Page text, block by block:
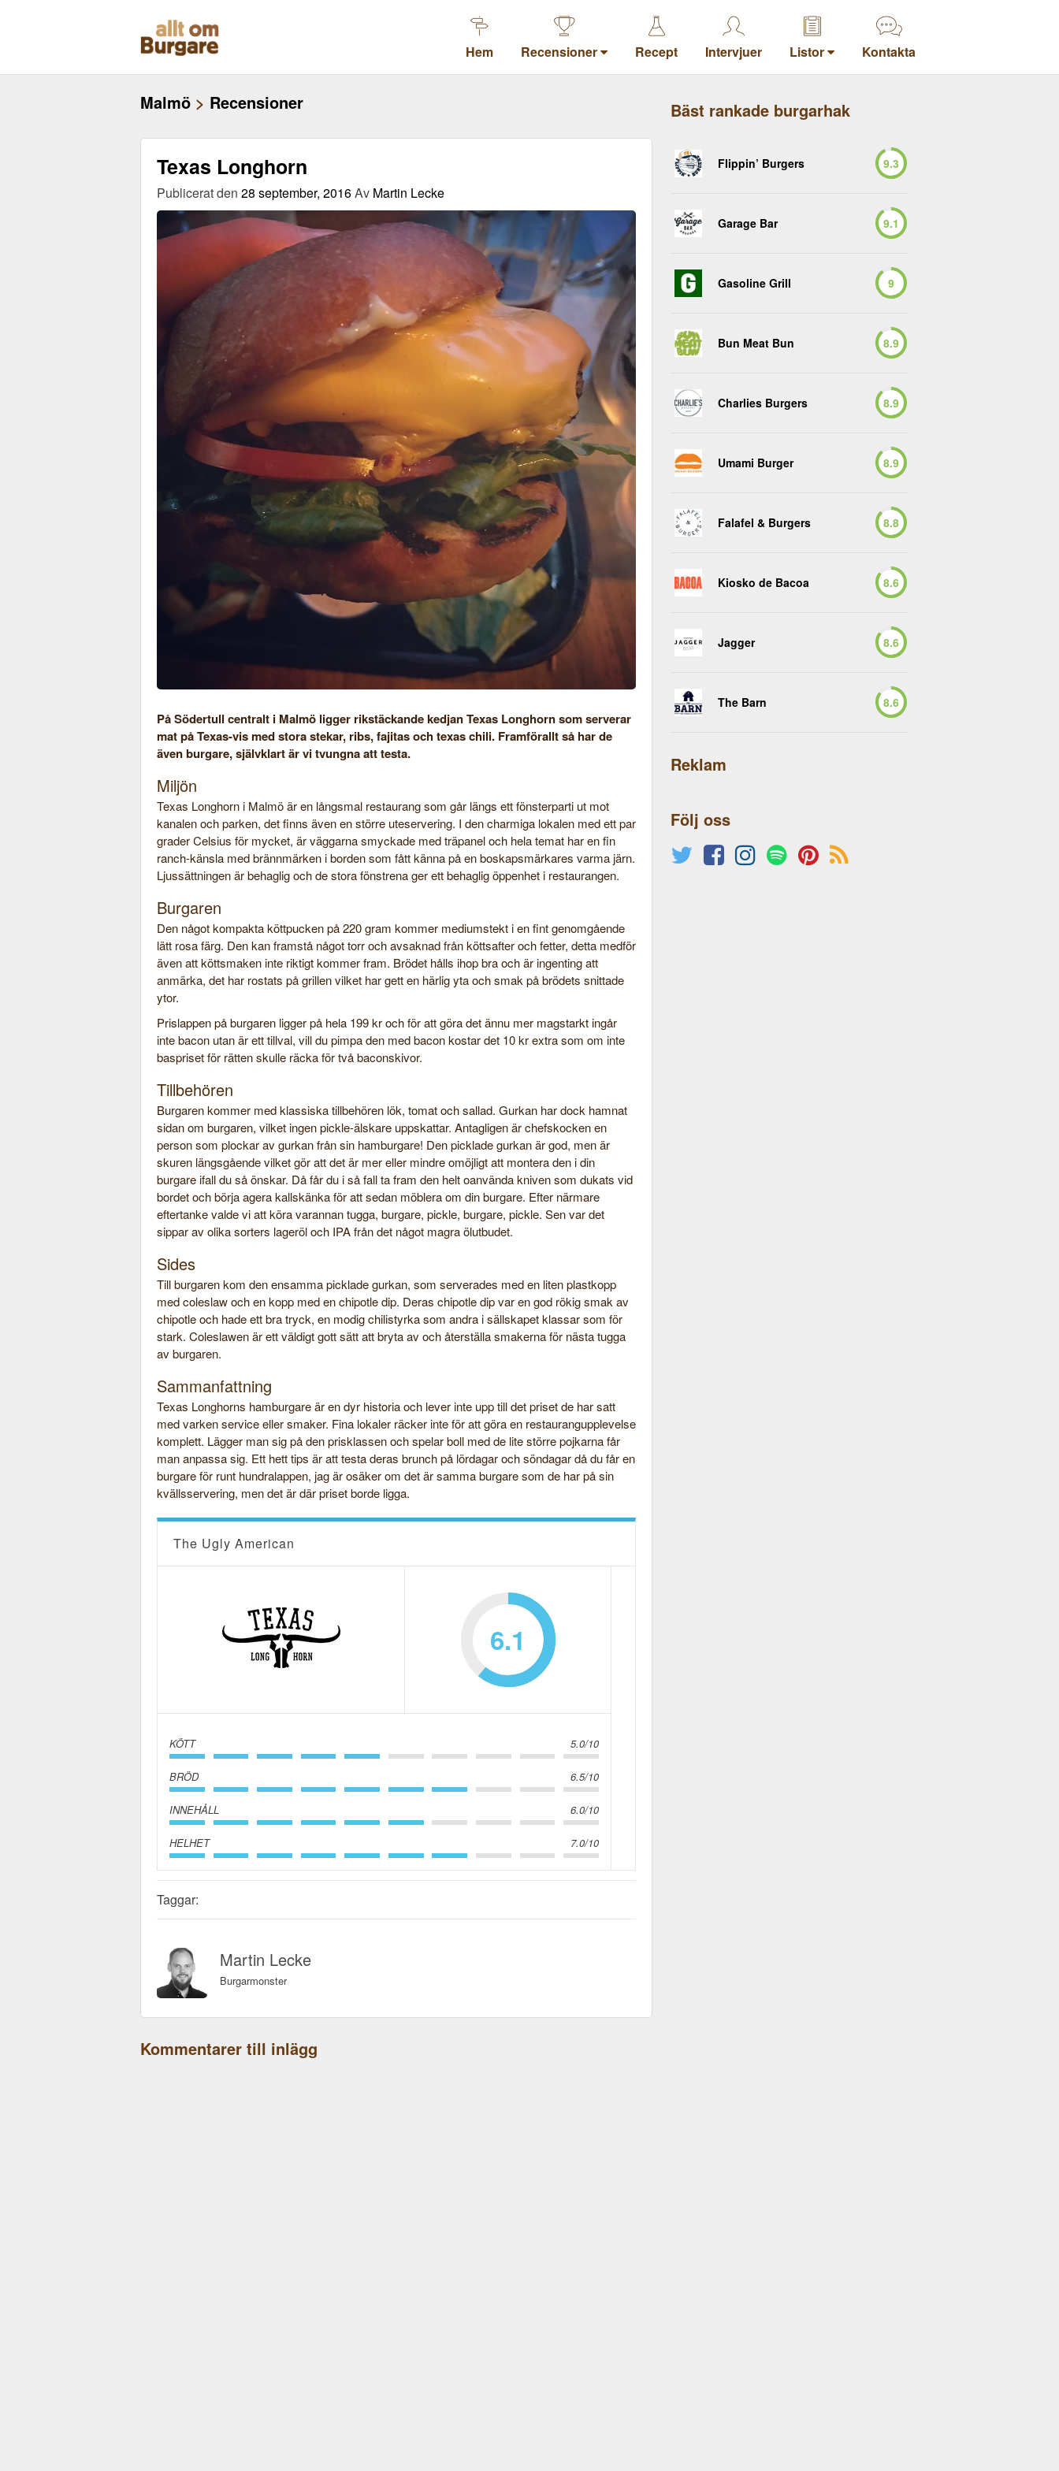
Hem Recensioner Recept Intervjuer Listor Kontakta
Malmö > Recensioner
Texas Longhorn
Publicerat den 28 september, 2016Av Martin Lecke
På Södertull centralt i Malmö ligger rikstäckande kedjan Texas Longhorn som serverar
mat på Texas-vis med stora stekar, ribs, fajitas och texas chili. Framförallt så har de
även burgare, självklart är vi tvungna att testa.
Miljön
Texas Longhorn i Malmö är en långsmal restaurang som går längs ett fönsterparti ut mot
kanalen och parken, det finns även en större uteservering. I den charmiga lokalen med ett par
grader Celsius för mycket, är väggarna smyckade med träpanel och hela temat har en fin
ranch-känsla med brännmärken i borden som fått känna på en boskapsmärkares varma järn.
Ljussättningen är behaglig och de stora fönstrena ger ett behaglig öppenhet i restaurangen.
Burgaren
Den något kompakta köttpucken på 220 gram kommer mediumstekt i en fint genomgående
lätt rosa färg. Den kan framstå något torr och avsaknad från köttsafter och fetter, detta medför
även att köttsmaken inte riktigt kommer fram. Brödet hålls ihop bra och är ingenting att
anmärka, det har rostats på grillen vilket har gett en härlig yta och smak på brödets snittade
ytor.
Prislappen på burgaren ligger på hela 199 kr och för att göra det ännu mer magstarkt ingår
inte bacon utan är ett tillval, vill du pimpa den med bacon kostar det 10 kr extra som om inte
baspriset för rätten skulle räcka för två baconskivor.
Tillbehören
Burgaren kommer med klassiska tillbehören lök, tomat och sallad. Gurkan har dock hamnat
sidan om burgaren, vilket ingen pickle-älskare uppskattar. Antagligen är chefskocken en
person som plockar av gurkan från sin hamburgare! Den picklade gurkan är god, men är
skuren längsgående vilket gör att det är mer eller mindre omöjligt att montera den i din
burgare ifall du så önskar. Då får du i så fall ta fram den helt oanvända kniven som dukats vid
bordet och börja agera kallskänka för att sedan möblera om din burgare. Efter närmare
eftertanke valde vi att köra varannan tugga, burgare, pickle, burgare, pickle. Sen var det
sippar av olika sorters lageröl och IPA från det något magra ölutbudet.
Sides
Till burgaren kom den ensamma picklade gurkan, som serverades med en liten plastkopp
med coleslaw och en kopp med en chipotle dip. Deras chipotle dip var en god rökig smak av
chipotle och hade ett bra tryck, en modig chilistyrka som andra i sällskapet klassar som för
stark. Coleslawen är ett väldigt gott sätt att bryta av och återställa smakerna för nästa tugga
av burgaren.
Sammanfattning
Texas Longhorns hamburgare är en dyr historia och lever inte upp till det priset de har satt
med varken service eller smaker. Fina lokaler räcker inte för att göra en restaurangupplevelse
komplett. Lägger man sig på den prisklassen och spelar boll med de lite större pojkarna får
man anpassa sig. Ett hett tips är att testa deras brunch på lördagar och söndagar då du får en
burgare för runt hundralappen, jag är osäker om det är samma burgare som de har på sin
kvällsservering, men det är där priset borde ligga.
The Ugly American
6.1
KÖTT 5.0/10
BRÖD 6.5/10
INNEHÅLL 6.0/10
HELHET 7.0/10
Taggar:
Martin Lecke
Burgarmonster
Kommentarer till inlägg
Bäst rankade burgarhak
Flippin’ Burgers 9.3
Garage Bar 9.1
Gasoline Grill 9
Bun Meat Bun 8.9
Charlies Burgers 8.9
Umami Burger 8.9
Falafel & Burgers 8.8
Kiosko de Bacoa 8.6
Jagger 8.6
The Barn 8.6
Reklam
Följ oss